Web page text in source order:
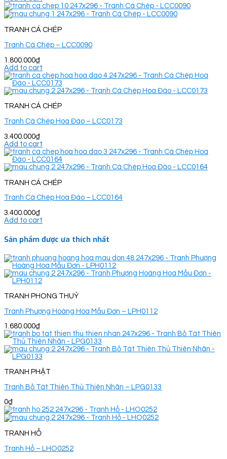
TRANH CÁ CHÉP
Tranh Cá Chép – LCC0090
1.800.000₫
Add to cart
TRANH CÁ CHÉP
Tranh Cá Chép Hoa Đào – LCC0173
3.400.000₫
Add to cart
TRANH CÁ CHÉP
Tranh Cá Chép Hoa Đào – LCC0164
3.400.000₫
Add to cart
Sản phẩm được ưa thích nhất
TRANH PHONG THUỶ
Tranh Phượng Hoàng Hoa Mẫu Đơn – LPH0112
1.680.000₫
TRANH PHẬT
Tranh Bồ Tát Thiên Thủ Thiên Nhãn – LPG0133
0₫
TRANH HỔ
Tranh Hổ – LHO0252